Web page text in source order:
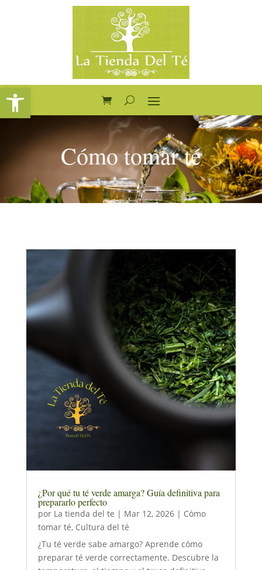
Abrir barra de herramientas
Cómo tomar té
¿Por qué tu té verde amarga? Guía definitiva para
prepararlo perfecto
por La tienda del te | Mar 12, 2026| Cómo
tomar té, Cultura del té
¿Tu té verde sabe amargo? Aprende cómo
preparar té verde correctamente. Descubre la